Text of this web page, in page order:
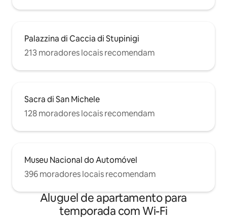
Palazzina di Caccia di Stupinigi
213 moradores locais recomendam
Sacra di San Michele
128 moradores locais recomendam
Museu Nacional do Automóvel
396 moradores locais recomendam
Aluguel de apartamento para
temporada com Wi-Fi